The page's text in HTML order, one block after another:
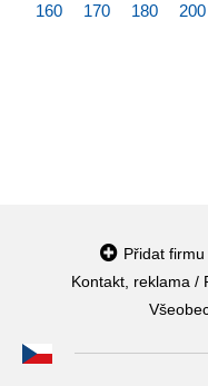
160
170 180 200
Přidat firmu
Kontakt, reklama /